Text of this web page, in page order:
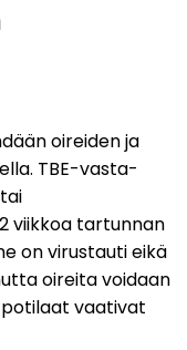
oireiden ja
TBE-vasta-
viikkoa tartunnan
on virustauti eikä
oireita voidaan
vaativat